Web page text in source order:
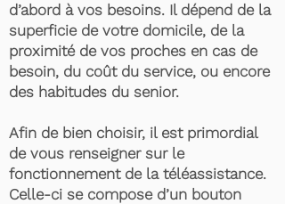
d’abord à vos besoins. Il dépend de la
superficie de votre domicile, de la
proximité de vos proches en cas de
besoin, du coût du service, ou encore
des habitudes du senior.
Afin de bien choisir, il est primordial
de vous renseigner sur le
fonctionnement de la téléassistance.
Celle-ci se compose d’un bouton